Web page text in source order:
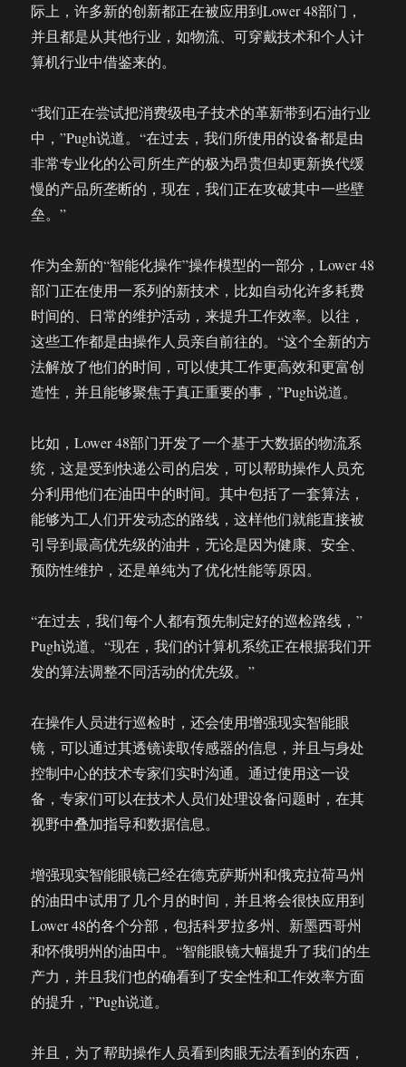
际上，许多新的创新都正在被应用到Lower 48部门，
并且都是从其他行业，如物流、可穿戴技术和个人计
算机行业中借鉴来的。
“我们正在尝试把消费级电子技术的革新带到石油行业
中，”Pugh说道。“在过去，我们所使用的设备都是由
非常专业化的公司所生产的极为昂贵但却更新换代缓
慢的产品所垄断的，现在，我们正在攻破其中一些壁
垒。”
作为全新的“智能化操作”操作模型的一部分，Lower 48
部门正在使用一系列的新技术，比如自动化许多耗费
时间的、日常的维护活动，来提升工作效率。以往，
这些工作都是由操作人员亲自前往的。“这个全新的方
法解放了他们的时间，可以使其工作更高效和更富创
造性，并且能够聚焦于真正重要的事，”Pugh说道。
比如，Lower 48部门开发了一个基于大数据的物流系
统，这是受到快递公司的启发，可以帮助操作人员充
分利用他们在油田中的时间。其中包括了一套算法，
能够为工人们开发动态的路线，这样他们就能直接被
引导到最高优先级的油井，无论是因为健康、安全、
预防性维护，还是单纯为了优化性能等原因。
“在过去，我们每个人都有预先制定好的巡检路线，”
Pugh说道。“现在，我们的计算机系统正在根据我们开
发的算法调整不同活动的优先级。”
在操作人员进行巡检时，还会使用增强现实智能眼
镜，可以通过其透镜读取传感器的信息，并且与身处
控制中心的技术专家们实时沟通。通过使用这一设
备，专家们可以在技术人员们处理设备问题时，在其
视野中叠加指导和数据信息。
增强现实智能眼镜已经在德克萨斯州和俄克拉荷马州
的油田中试用了几个月的时间，并且将会很快应用到
Lower 48的各个分部，包括科罗拉多州、新墨西哥州
和怀俄明州的油田中。“智能眼镜大幅提升了我们的生
产力，并且我们也的确看到了安全性和工作效率方面
的提升，”Pugh说道。
并且，为了帮助操作人员看到肉眼无法看到的东西，